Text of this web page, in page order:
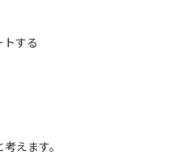
する
えます。